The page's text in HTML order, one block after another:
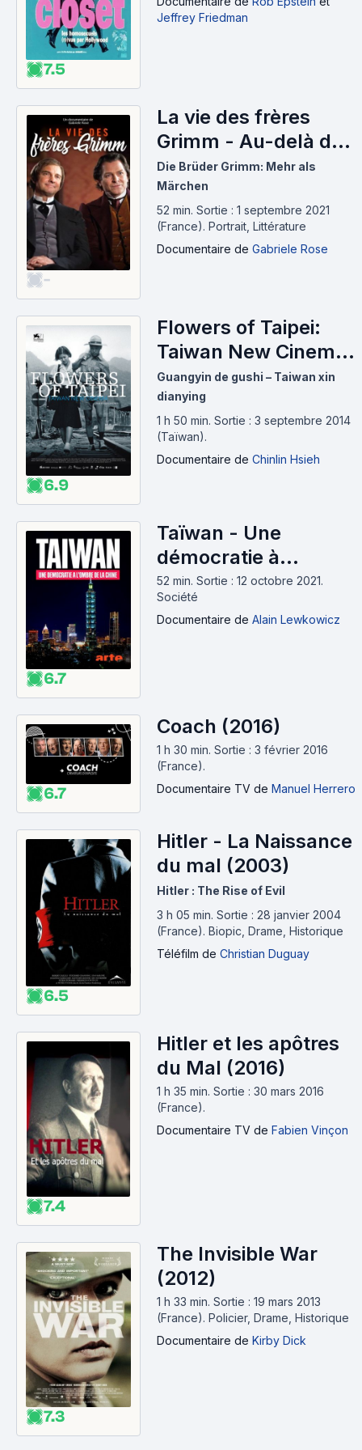
7.5
Jeffrey Friedman
-
La vie des frères
Grimm - Au-delà des
contes (2021)
Die Brüder Grimm: Mehr als
Märchen
52 min. Sortie : 1 septembre 2021
(France). Portrait, Littérature
Documentaire de Gabriele Rose
6.9
Flowers of Taipei:
Taiwan New Cinema
(2014)
Guangyin de gushi – Taiwan xin
dianying
1 h 50 min. Sortie : 3 septembre 2014
(Taïwan).
Documentaire de Chinlin Hsieh
6.7
Taïwan - Une
démocratie à
l'ombre de la Chine
(2020)
52 min. Sortie : 12 octobre 2021.
Société
Documentaire de Alain Lewkowicz
6.7
Coach (2016)
1 h 30 min. Sortie : 3 février 2016
(France).
Documentaire TV de Manuel Herrero
6.5
Hitler - La Naissance
du mal (2003)
Hitler : The Rise of Evil
3 h 05 min. Sortie : 28 janvier 2004
(France). Biopic, Drame, Historique
Téléfilm de Christian Duguay
7.4
Hitler et les apôtres
du Mal (2016)
1 h 35 min. Sortie : 30 mars 2016
(France).
Documentaire TV de Fabien Vinçon
7.3
The Invisible War
(2012)
1 h 33 min. Sortie : 19 mars 2013
(France). Policier, Drame, Historique
Documentaire de Kirby Dick